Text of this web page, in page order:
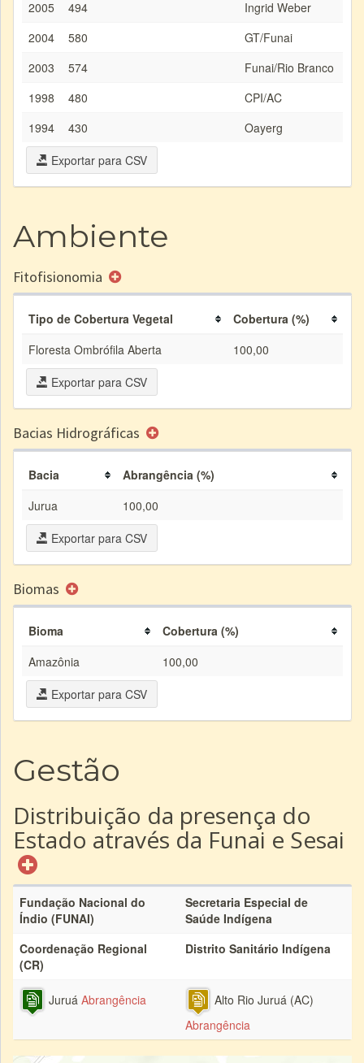
2005 494
Ingrid Weber
2004
580
GT/Funai
2003
574
Funai/Rio Branco
1998
480
CPI/AC
1994
430
Oayerg
Exportar para CSV
Ambiente
Fitofisionomia
Tipo de Cobertura Vegetal
Cobertura (%)
Floresta Ombrófila Aberta
100,00
Exportar para CSV
Bacias Hidrográficas
Bacia
Abrangência (%)
Jurua
100,00
Exportar para CSV
Biomas
Bioma
Cobertura (%)
Amazônia
100,00
Exportar para CSV
Gestão
Distribuição da presença do
Estado através da Funai e Sesai
Fundação Nacional do
Índio (FUNAI)
Secretaria Especial de
Saúde Indígena
Coordenação Regional
(CR)
Distrito Sanitário Indígena
Juruá Abrangência
Alto Rio Juruá (AC)
Abrangência